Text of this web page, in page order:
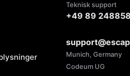
Teknisk support
+49 89
Munich, Germany
Codeum UG